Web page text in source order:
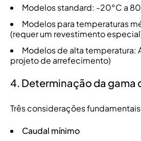
Modelos standard: -20°C a
Modelos para temperaturas
(requer um revestimento
Modelos de alta temperatura:
projeto de arrefecimento)
4. Determinação da gama
Três considerações
Caudal mínimo